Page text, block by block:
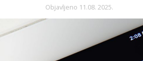
Objavljeno 11.08. 2025.